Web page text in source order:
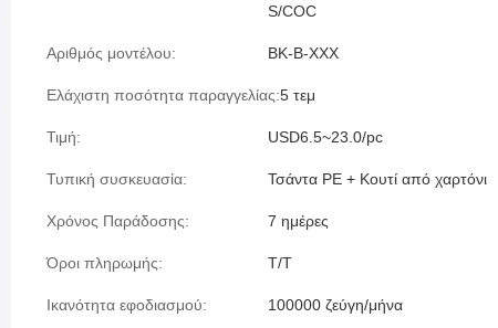
S/COC
Αριθμός μοντέλου: ΒΚ-Β-ΧΧΧ
Ελάχιστη ποσότητα παραγγελίας:5 τεμ
Τιμή: USD6.5~23.0/pc
Τυπική συσκευασία: Τσάντα PE + Κουτί από χαρτόνι
Χρόνος Παράδοσης: 7 ημέρες
Όροι πληρωμής: T/T
Ικανότητα εφοδιασμού: 100000 ζεύγη/μήνα